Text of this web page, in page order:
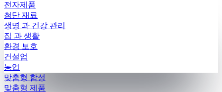
전자제품
첨단 재료
생명 과 건강 관리
집 과 생활
환경 보호
건설업
농업
맞춤형 합성
맞춤형 제품